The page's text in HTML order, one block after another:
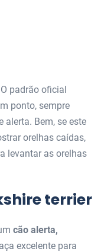
padrão oficial
ponto, sempre
alerta. Bem, se este
orelhas caídas,
levantar as orelhas
terrier
cão alerta,
excelente para